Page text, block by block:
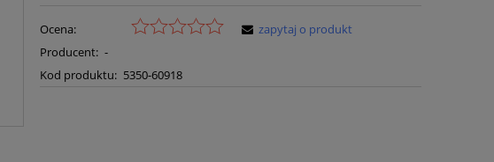
Ocena:
Producent: -
Kod produktu: 5350-60918
zapytaj o produkt